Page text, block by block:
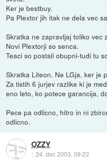
Ker je bestbuy.
Pa Plextor jih itak ne dela vec
Skratka ne zapravljaj toliko vec
Novi Plextorji so senca.
Teaci so postali obupni-tudi tu
Skratka Liteon. Ne LGja, ker je
Za tistih 6 jurjev razlike ki je
eno leto, ko potece garancija,
Pece pa odlicno, hitro in ni
odlicno.
OZZY
::24. dec 2003, 09:22